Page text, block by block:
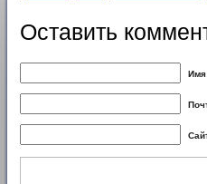
Оставить
Имя